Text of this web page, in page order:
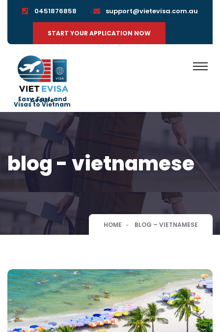
0451876858 support@vietevisa.com.au
START YOUR APPLICATION NOW
Easy, Fast, and Secure
Visas to Vietnam
blog - vietnamese
HOME BLOG – VIETNAMESE